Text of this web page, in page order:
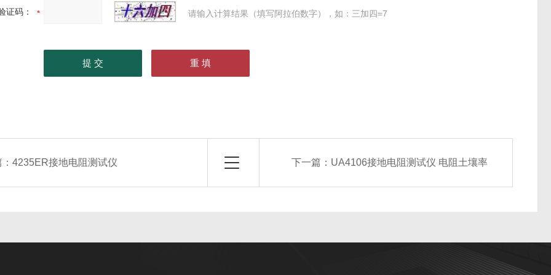
证码： 请输入计算结果（填写阿拉伯数字），如：三加四=7
：4235ER接地电阻测试仪 下一篇： UA4106接地电阻测试仪 电阻土壤率